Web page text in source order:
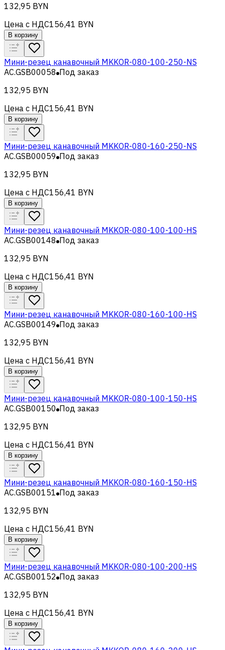
132,95 BYN
Цена с НДС156,41 BYN
В корзину
Мини-резец канавочный MKKOR-080-100-250-NS
AC.GSB00058 Под заказ
132,95 BYN
Цена с НДС156,41 BYN
В корзину
Мини-резец канавочный MKKOR-080-160-250-NS
AC.GSB00059 Под заказ
132,95 BYN
Цена с НДС156,41 BYN
В корзину
Мини-резец канавочный MKKOR-080-100-100-HS
AC.GSB00148 Под заказ
132,95 BYN
Цена с НДС156,41 BYN
В корзину
Мини-резец канавочный MKKOR-080-160-100-HS
AC.GSB00149 Под заказ
132,95 BYN
Цена с НДС156,41 BYN
В корзину
Мини-резец канавочный MKKOR-080-100-150-HS
AC.GSB00150 Под заказ
132,95 BYN
Цена с НДС156,41 BYN
В корзину
Мини-резец канавочный MKKOR-080-160-150-HS
AC.GSB00151 Под заказ
132,95 BYN
Цена с НДС156,41 BYN
В корзину
Мини-резец канавочный MKKOR-080-100-200-HS
AC.GSB00152 Под заказ
132,95 BYN
Цена с НДС156,41 BYN
В корзину